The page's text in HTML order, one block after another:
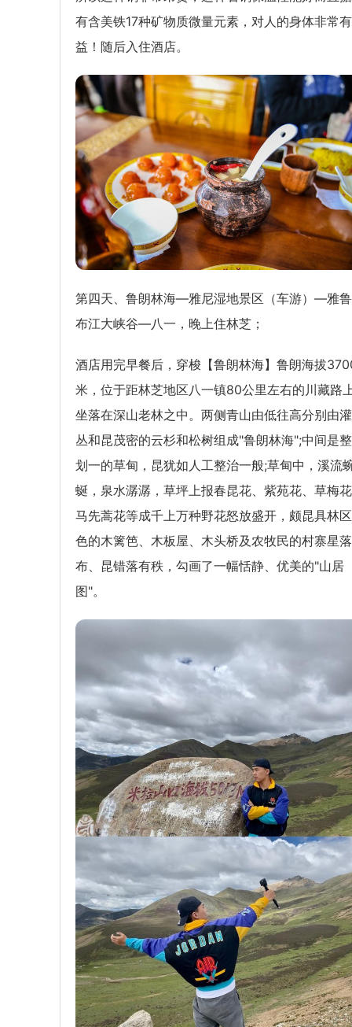
有含美铁17种矿物质微量元素，对人的身体非常有
益！随后入住酒店。
第四天、鲁朗林海—雅尼湿地景区（车游）—雅
布江大峡谷—八一，晚上住林芝；
酒店用完早餐后，穿梭【鲁朗林海】鲁朗海拔
米，位于距林芝地区八一镇80公里左右的川藏路
坐落在深山老林之中。两侧青山由低往高分别由
丛和昆茂密的云杉和松树组成"鲁朗林海";中间是
划一的草甸，昆犹如人工整治一般;草甸中，溪流
蜒，泉水潺潺，草坪上报春昆花、紫苑花、草梅
马先蒿花等成千上万种野花怒放盛开，颇昆具林
色的木篱笆、木板屋、木头桥及农牧民的村寨星
布、昆错落有秩，勾画了一幅恬静、优美的"山居
图"。